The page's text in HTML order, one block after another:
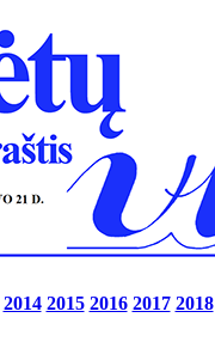
2014 2015 2016 2017 2018